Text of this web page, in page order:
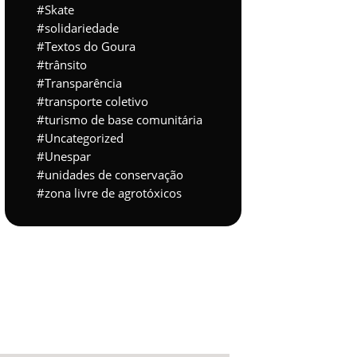
Skate
solidariedade
Textos do Goura
trânsito
Transparência
transporte coletivo
turismo de base comunitária
Uncategorized
Unespar
unidades de conservação
zona livre de agrotóxicos